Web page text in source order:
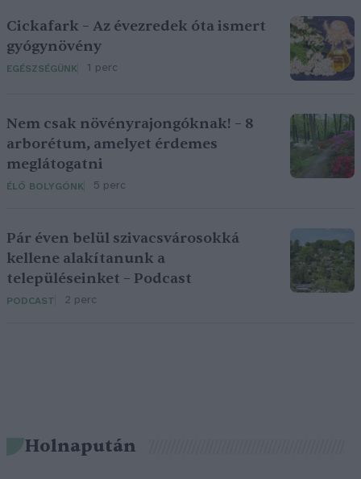
Cickafark – Az évezredek óta ismert
gyógynövény
EGÉSZSÉGÜNK 1 perc
Nem csak növényrajongóknak! – 8
arborétum, amelyet érdemes
meglátogatni
ÉLŐ BOLYGÓNK 5 perc
Pár éven belül szivacsvárosokká
kellene alakítanunk a
településeinket – Podcast
PODCAST 2 perc
Holnapután